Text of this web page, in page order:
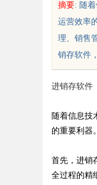
sc
摘要: 随
运营效率
理、销售
销存软件
进销存软件
随着信息技
的重要利器
首先，进销
全过程的精
眼镜 上海配眼镜